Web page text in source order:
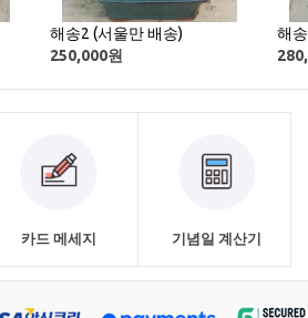
해송2 (서울만 배송)
250,000원
해
카드 메세지 기념일 계산기